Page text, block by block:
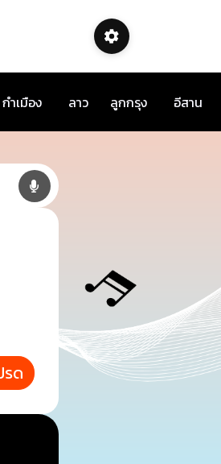
กำเมือง ลาว ลูกกรุง อีสาน
รด